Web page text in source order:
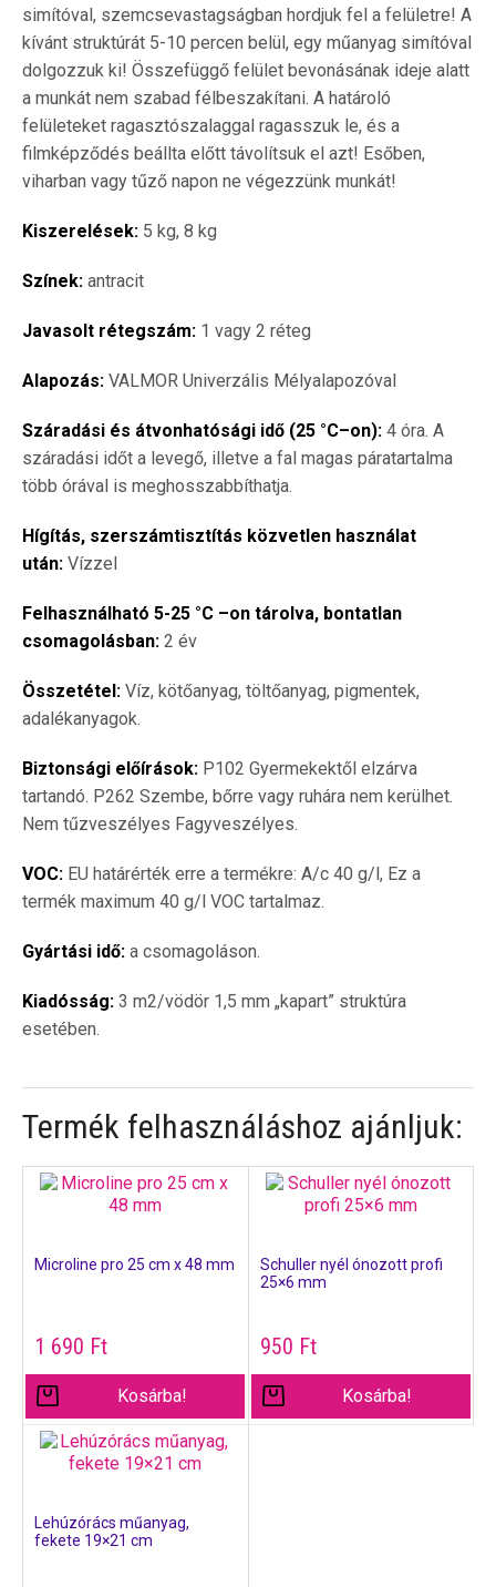
simítóval, szemcsevastagságban hordjuk fel a felületre! A
kívánt struktúrát 5-10 percen belül, egy műanyag simítóval
dolgozzuk ki! Összefüggő felület bevonásának ideje alatt
a munkát nem szabad félbeszakítani. A határoló
felületeket ragasztószalaggal ragasszuk le, és a
filmképződés beállta előtt távolítsuk el azt! Esőben,
viharban vagy tűző napon ne végezzünk munkát!
Kiszerelések: 5 kg, 8 kg
Színek: antracit
Javasolt rétegszám: 1 vagy 2 réteg
Alapozás: VALMOR Univerzális Mélyalapozóval
Száradási és átvonhatósági idő (25 °C–on): 4 óra. A
száradási időt a levegő, illetve a fal magas páratartalma
több órával is meghosszabbíthatja.
Hígítás, szerszámtisztítás közvetlen használat
után: Vízzel
Felhasználható 5-25 °C –on tárolva, bontatlan
csomagolásban: 2 év
Összetétel: Víz, kötőanyag, töltőanyag, pigmentek,
adalékanyagok.
Biztonsági előírások: P102 Gyermekektől elzárva
tartandó. P262 Szembe, bőrre vagy ruhára nem kerülhet.
Nem tűzveszélyes Fagyveszélyes.
VOC: EU határérték erre a termékre: A/c 40 g/l, Ez a
termék maximum 40 g/l VOC tartalmaz.
Gyártási idő: a csomagoláson.
Kiadósság: 3 m2/vödör 1,5 mm „kapart” struktúra
esetében.
Termék felhasználáshoz ajánljuk:
Microline pro 25 cm x 48 mm
1 690 Ft
Kosárba!
Schuller nyél ónozott profi
25×6 mm
950 Ft
Kosárba!
Lehúzórács műanyag,
fekete 19×21 cm